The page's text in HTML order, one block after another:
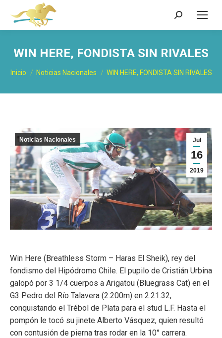
Buscar:
WIN HERE, FONDISTA SIN RIVALES
Estás aquí:
Inicio Noticias Nacionales WIN HERE, FONDISTA SIN RIVALES
Jul
16
2019
Noticias Nacionales
Win Here (Breathless Storm – Haras El Sheik), rey del
fondismo del Hipódromo Chile. El pupilo de Cristián Urbina
galopó por 3 1/4 cuerpos a Arigatou (Bluegrass Cat) en el
G3 Pedro del Río Talavera (2.200m) en 2.21.32,
conquistando el Trébol de Plata para el stud L.F. Hasta el
pompón le tocó su jinete Alberto Vásquez, quien resultó
con contusión de pierna tras rodar en la 10° carrera.